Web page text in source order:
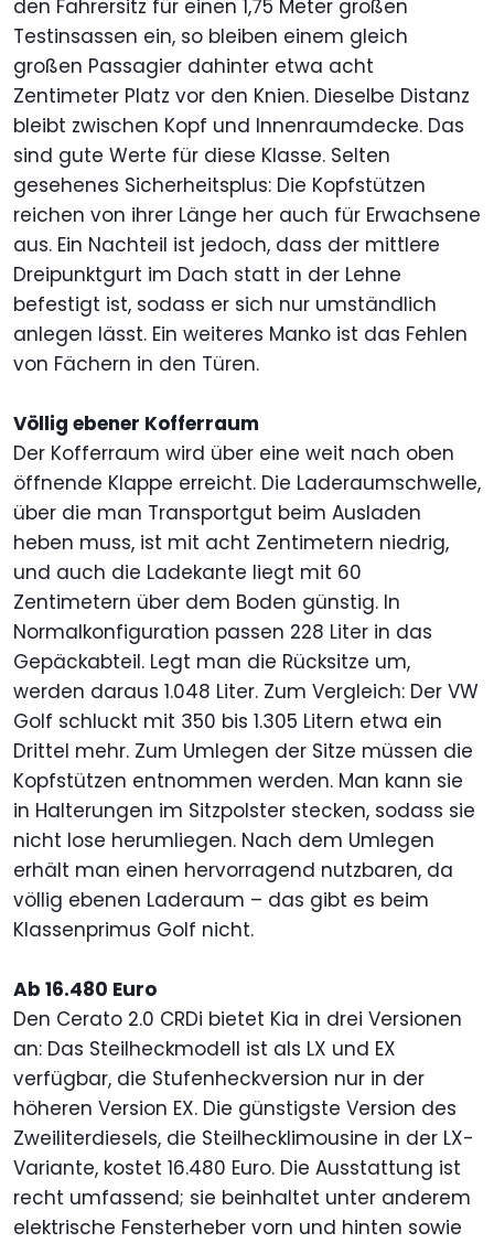
den Fahrersitz für einen 1,75 Meter großen
Testinsassen ein, so bleiben einem gleich
großen Passagier dahinter etwa acht
Zentimeter Platz vor den Knien. Dieselbe Distanz
bleibt zwischen Kopf und Innenraumdecke. Das
sind gute Werte für diese Klasse. Selten
gesehenes Sicherheitsplus: Die Kopfstützen
reichen von ihrer Länge her auch für Erwachsene
aus. Ein Nachteil ist jedoch, dass der mittlere
Dreipunktgurt im Dach statt in der Lehne
befestigt ist, sodass er sich nur umständlich
anlegen lässt. Ein weiteres Manko ist das Fehlen
von Fächern in den Türen.
Völlig ebener Kofferraum
Der Kofferraum wird über eine weit nach oben
öffnende Klappe erreicht. Die Laderaumschwelle,
über die man Transportgut beim Ausladen
heben muss, ist mit acht Zentimetern niedrig,
und auch die Ladekante liegt mit 60
Zentimetern über dem Boden günstig. In
Normalkonfiguration passen 228 Liter in das
Gepäckabteil. Legt man die Rücksitze um,
werden daraus 1.048 Liter. Zum Vergleich: Der VW
Golf schluckt mit 350 bis 1.305 Litern etwa ein
Drittel mehr. Zum Umlegen der Sitze müssen die
Kopfstützen entnommen werden. Man kann sie
in Halterungen im Sitzpolster stecken, sodass sie
nicht lose herumliegen. Nach dem Umlegen
erhält man einen hervorragend nutzbaren, da
völlig ebenen Laderaum – das gibt es beim
Klassenprimus Golf nicht.
Ab 16.480 Euro
Den Cerato 2.0 CRDi bietet Kia in drei Versionen
an: Das Steilheckmodell ist als LX und EX
verfügbar, die Stufenheckversion nur in der
höheren Version EX. Die günstigste Version des
Zweiliterdiesels, die Steilhecklimousine in der LX-
Variante, kostet 16.480 Euro. Die Ausstattung ist
recht umfassend; sie beinhaltet unter anderem
elektrische Fensterheber vorn und hinten sowie